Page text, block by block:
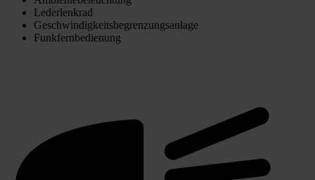
Lederlenkrad
Geschwindigkeitsbegrenzungsanlage
Funkfernbedienung